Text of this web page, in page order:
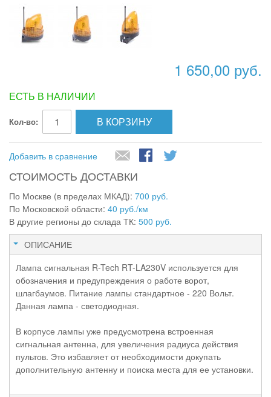
1 650,00 руб.
ЕСТЬ В НАЛИЧИИ
Кол-во: В КОРЗИНУ
Добавить в сравнение
СТОИМОСТЬ ДОСТАВКИ
По Москве (в пределах МКАД): 700 руб.
По Московской области: 40 руб./км
В другие регионы до склада ТК: 500 руб.
ОПИСАНИЕ
Лампа сигнальная R-Tech RT-LA230V используется для
обозначения и предупреждения о работе ворот,
шлагбаумов. Питание лампы стандартное - 220 Вольт.
Данная лампа - светодиодная.
В корпусе лампы уже предусмотрена встроенная
сигнальная антенна, для увеличения радиуса действия
пультов. Это избавляет от необходимости докупать
дополнительную антенну и поиска места для ее установки.